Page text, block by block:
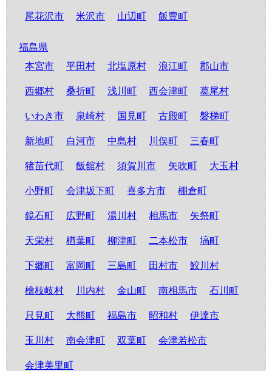
尾花沢市 米沢市 山辺町 飯豊町
福島県
本宮市
平田村 北塩原村 浪江町 郡山市
西郷村 桑折町 浅川町 西会津町 葛尾村
いわき市 泉崎村 国見町 古殿町 磐梯町
新地町 白河市 中島村 川俣町 三春町
猪苗代町 飯舘村 須賀川市 矢吹町 大玉村
小野町 会津坂下町 喜多方市 棚倉町
鏡石町 広野町 湯川村 相馬市 矢祭町
天栄村 楢葉町 柳津町 二本松市 塙町
下郷町 富岡町 三島町 田村市 鮫川村
檜枝岐村 川内村 金山町 南相馬市 石川町
只見町 大熊町 福島市 昭和村 伊達市
玉川村 南会津町 双葉町 会津若松市
会津美里町